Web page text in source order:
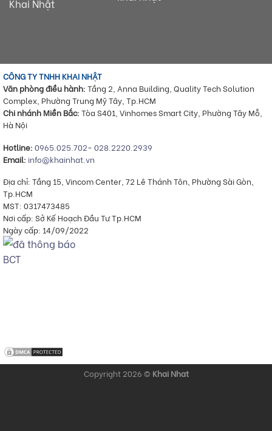
CÔNG TY TNHH KHAI NHẬT
Văn phòng điều hành: Tầng 2, Anna Building, Quality Tech Solution
Complex, Phường Trung Mỹ Tây, Tp.HCM
Chi nhánh Miền Bắc: Tòa S401, Vinhomes Smart City, Phường Tây Mỗ,
Hà Nội
Hotline: 0965.025.702- 028.2220.2939
Email: info@khainhat.vn
Địa chỉ: Tầng 15, Vincom Center, 72 Lê Thánh Tôn, Phường Sài Gòn,
Tp.HCM
MST: 0317473485
Nơi cấp: Sở Kế Hoạch Đầu Tư Tp.HCM
Ngày cấp: 14/09/2022
Copyright 2026 © Khai Nhat